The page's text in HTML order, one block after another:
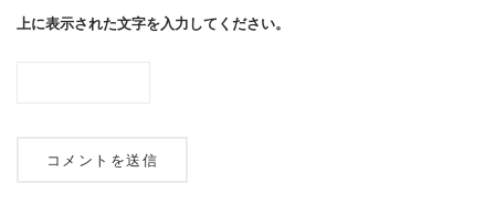
上に表示された文字を入力してください。